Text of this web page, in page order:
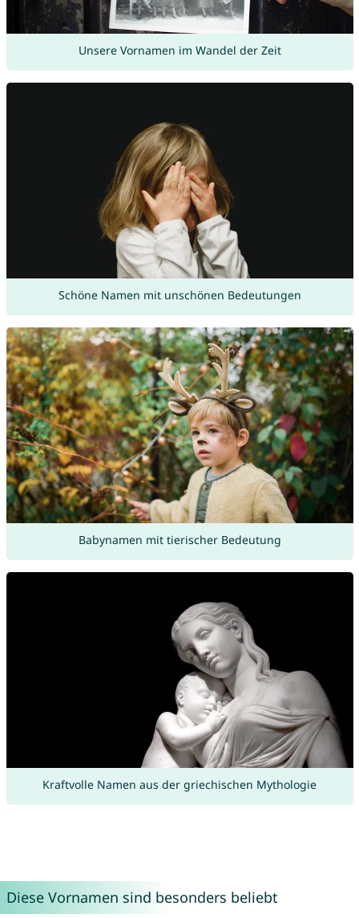
Unsere Vornamen im Wandel der Zeit
Schöne Namen mit unschönen Bedeutungen
Babynamen mit tierischer Bedeutung
Kraftvolle Namen aus der griechischen Mythologie
Diese Vornamen sind besonders beliebt